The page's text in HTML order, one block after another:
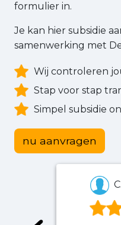
formulier in.
Je kan hier subsidie
samenwerking met
Wij controleren
Stap voor stap
Simpel subsidie
nu aanvragen